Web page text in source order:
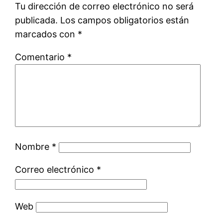
Tu dirección de correo electrónico no será
publicada. Los campos obligatorios están
marcados con *
Comentario *
Nombre *
Correo electrónico *
Web